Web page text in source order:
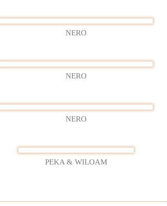
NERO
NERO
NERO
PEKA & WILOAM